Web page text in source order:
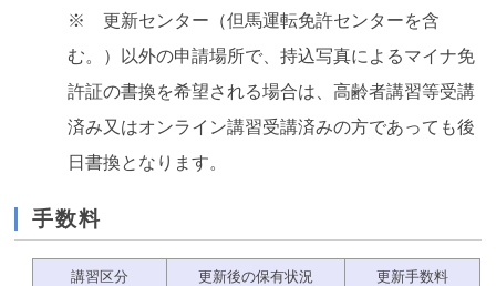
※ 更新センター（但馬運転免許センターを含
む。）以外の申請場所で、持込写真によるマイナ免
許証の書換を希望される場合は、高齢者講習等受講
済み又はオンライン講習受講済みの方であっても後
日書換となります。
手数料
講習区分 更新後の保有状況 更新手数料